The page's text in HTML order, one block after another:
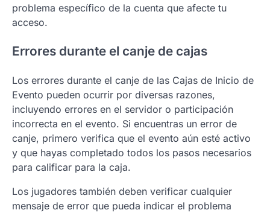
problema específico de la cuenta que afecte tu
acceso.
Errores durante el canje de cajas
Los errores durante el canje de las Cajas de Inicio de
Evento pueden ocurrir por diversas razones,
incluyendo errores en el servidor o participación
incorrecta en el evento. Si encuentras un error de
canje, primero verifica que el evento aún esté activo
y que hayas completado todos los pasos necesarios
para calificar para la caja.
Los jugadores también deben verificar cualquier
mensaje de error que pueda indicar el problema